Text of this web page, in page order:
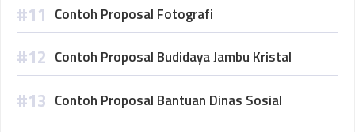
Contoh Proposal Fotografi
Contoh Proposal Budidaya Jambu Kristal
Contoh Proposal Bantuan Dinas Sosial